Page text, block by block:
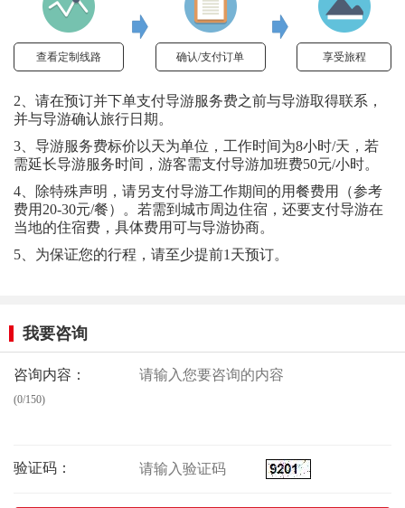
查看定制线路 确认/支付订单 享受旅程
2、请在预订并下单支付导游服务费之前与导游取得联系，
并与导游确认旅行日期。
3、导游服务费标价以天为单位，工作时间为8小时/天，若
需延长导游服务时间，游客需支付导游加班费50元/小时。
4、除特殊声明，请另支付导游工作期间的用餐费用（参考
费用20-30元/餐）。若需到城市周边住宿，还要支付导游在
当地的住宿费，具体费用可与导游协商。
5、为保证您的行程，请至少提前1天预订。
我要咨询
咨询内容：
(0/150)
验证码：